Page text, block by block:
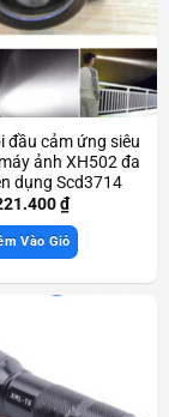
đầu cảm ứng siêu
ảnh XH502 đa
dụng Scd3714
₫
Vào Giỏ